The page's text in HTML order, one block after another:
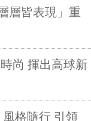
層皆表現」重
尚 揮出高球新
格隨行 引領